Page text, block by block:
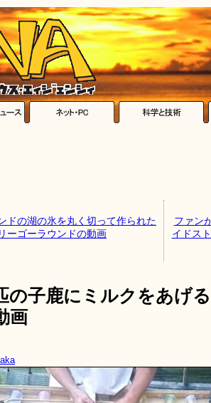
ドの湖の氷を丸く切って作られた
ーゴーラウンドの動画
ファン
イドス
の子鹿にミルクをあげ
画